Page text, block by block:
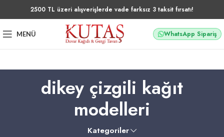
2500 TL üzeri alışverişlerde vade farksız 3 taksit fırsatı!
MENÜ WhatsApp Sipariş
dikey çizgili kağıt
modelleri
Kategoriler